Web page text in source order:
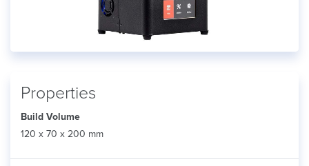
Properties
Build Volume
120 x 70 x 200 mm